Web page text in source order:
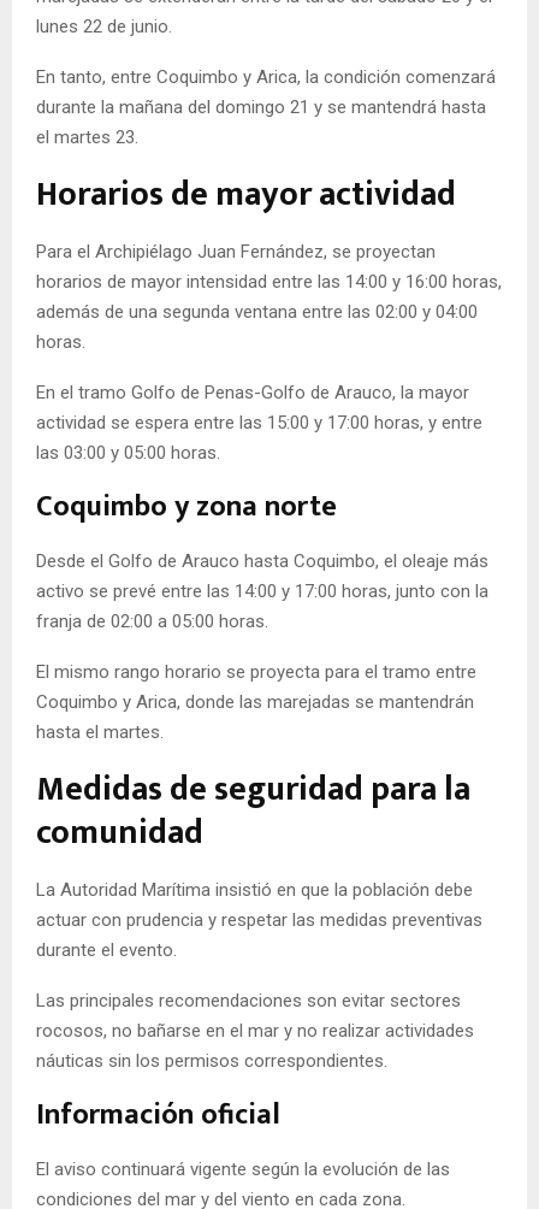
lunes 22 de junio.
En tanto, entre Coquimbo y Arica, la condición comenzará
durante la mañana del domingo 21 y se mantendrá hasta
el martes 23.
Horarios de mayor actividad
Para el Archipiélago Juan Fernández, se proyectan
horarios de mayor intensidad entre las 14:00 y 16:00 horas,
además de una segunda ventana entre las 02:00 y 04:00
horas.
En el tramo Golfo de Penas-Golfo de Arauco, la mayor
actividad se espera entre las 15:00 y 17:00 horas, y entre
las 03:00 y 05:00 horas.
Coquimbo y zona norte
Desde el Golfo de Arauco hasta Coquimbo, el oleaje más
activo se prevé entre las 14:00 y 17:00 horas, junto con la
franja de 02:00 a 05:00 horas.
El mismo rango horario se proyecta para el tramo entre
Coquimbo y Arica, donde las marejadas se mantendrán
hasta el martes.
Medidas de seguridad para la
comunidad
La Autoridad Marítima insistió en que la población debe
actuar con prudencia y respetar las medidas preventivas
durante el evento.
Las principales recomendaciones son evitar sectores
rocosos, no bañarse en el mar y no realizar actividades
náuticas sin los permisos correspondientes.
Información oficial
El aviso continuará vigente según la evolución de las
condiciones del mar y del viento en cada zona.